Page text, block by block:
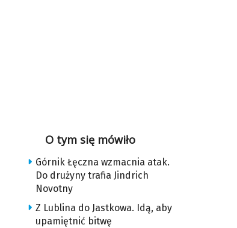
O tym się mówiło
Górnik Łęczna wzmacnia atak.
Do drużyny trafia Jindrich
Novotny
Z Lublina do Jastkowa. Idą, aby
upamiętnić bitwę